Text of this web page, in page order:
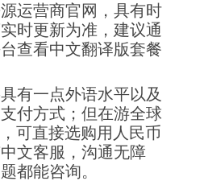
运营商官网，具有时
时更新为准，建议通
查看中文翻译版套餐
有一点外语水平以及
付方式；但在游全球
可直接选购用人民币
文客服，沟通无障
都能咨询。